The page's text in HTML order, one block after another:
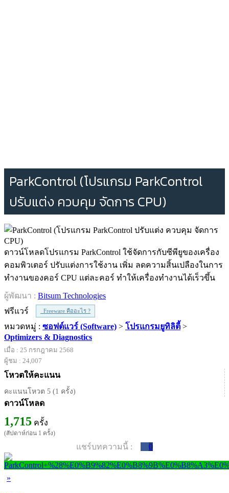
ParkControl (โปรแกรม ParkControl
ปรับแต่ง ควบคุม จัดการ CPU)
ดาวน์โหลดโปรแกรม ParkControl ใช้จัดการกับซีพียูของเครื่อง
คอมพิวเตอร์ ปรับแต่งการใช้งาน เพิ่ม ลดความสิ้นเปลืองในการ
ทำงานของคอร์ CPU แต่ละคอร์ ทำให้เครื่องทำงานได้เร็วขึ้น
ผู้พัฒนา : Bitsum Technologies
ฟรีแวร์
Freeware คืออะไร ?
หมวดหมู่ : ซอฟต์แวร์ (Software) > โปรแกรมยูทิลิตี้ >
Optimizers & Diagnostics
เมื่อ : 25 กรกฎาคม 2568
ผู้ชม : 24,007
โหวตให้คะแนน
คะแนนโหวต 5 (1 ครั้ง)
ดาวน์โหลด
1,715 ครั้ง
(สัปดาห์ก่อน 1 ครั้ง)
แชร์บทความนี้ : 0
»